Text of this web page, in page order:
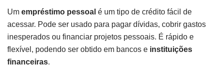
Um empréstimo pessoal é um tipo de crédito fácil de
acessar. Pode ser usado para pagar dívidas, cobrir gastos
inesperados ou financiar projetos pessoais. É rápido e
flexível, podendo ser obtido em bancos e instituições
financeiras.